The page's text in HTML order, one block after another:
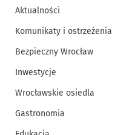
Aktualności
Komunikaty i ostrzeżenia
Bezpieczny Wrocław
Inwestycje
Wrocławskie osiedla
Gastronomia